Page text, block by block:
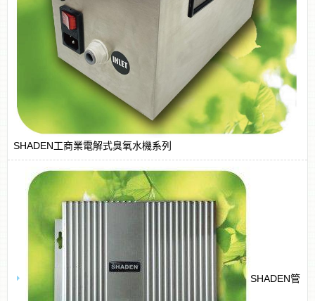
SHADEN工商業電解式臭氧水機系列
SHADEN管